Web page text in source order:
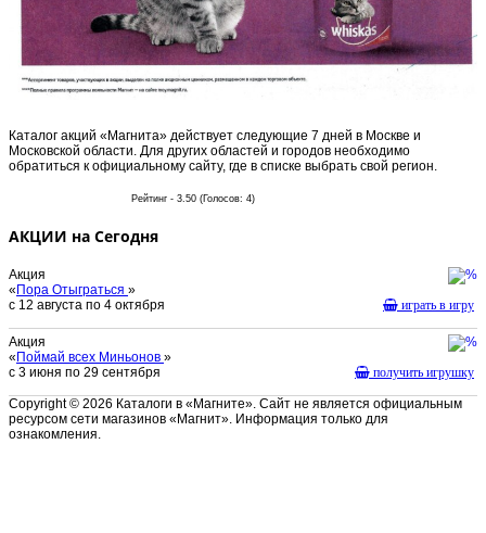
Каталог акций «Магнита» действует следующие 7 дней в Москве и
Московской области. Для других областей и городов необходимо
обратиться к официальному сайту, где в списке выбрать свой регион.
Рейтинг - 3.50 (Голосов: 4)
АКЦИИ на Сегодня
Акция
«Пора Отыграться »
с 12 августа по 4 октября
играть в игру
Акция
«Поймай всех Миньонов »
с 3 июня по 29 сентября
получить игрушку
Copyright © 2026 Каталоги в «Магните». Сайт не является официальным
ресурсом сети магазинов «Магнит». Информация только для
ознакомления.